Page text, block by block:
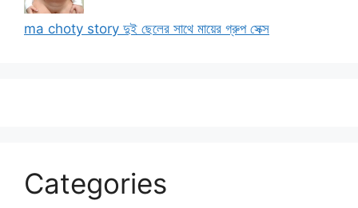
ma choty story দুই ছেলের সাথে মায়ের গ্রুপ সেক্স
Categories